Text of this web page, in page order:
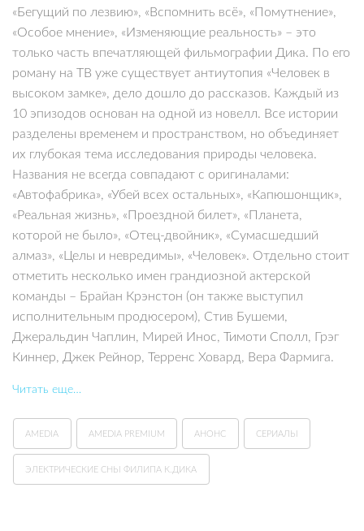
«Бегущий по лезвию», «Вспомнить всё», «Помутнение»,
«Особое мнение», «Изменяющие реальность» – это
только часть впечатляющей фильмографии Дика. По его
роману на ТВ уже существует антиутопия «Человек в
высоком замке», дело дошло до рассказов. Каждый из
10 эпизодов основан на одной из новелл. Все истории
разделены временем и пространством, но объединяет
их глубокая тема исследования природы человека.
Названия не всегда совпадают с оригиналами:
«Автофабрика», «Убей всех остальных», «Капюшонщик»,
«Реальная жизнь», «Проездной билет», «Планета,
которой не было», «Отец-двойник», «Сумасшедший
алмаз», «Целы и невредимы», «Человек». Отдельно стоит
отметить несколько имен грандиозной актерской
команды – Брайан Крэнстон (он также выступил
исполнительным продюсером), Стив Бушеми,
Джеральдин Чаплин, Мирей Инос, Тимоти Сполл, Грэг
Киннер, Джек Рейнор, Терренс Ховард, Вера Фармига.
Читать еще…
AMEDIA AMEDIA PREMIUM АНОНС СЕРИАЛЫ
ЭЛЕКТРИЧЕСКИЕ СНЫ ФИЛИПА К.ДИКА